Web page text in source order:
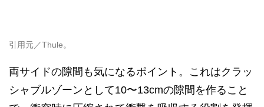
引用元／Thule。
両サイドの隙間も気になるポイント。これはクラッ
シャブルゾーンとして10〜13cmの隙間を作ること